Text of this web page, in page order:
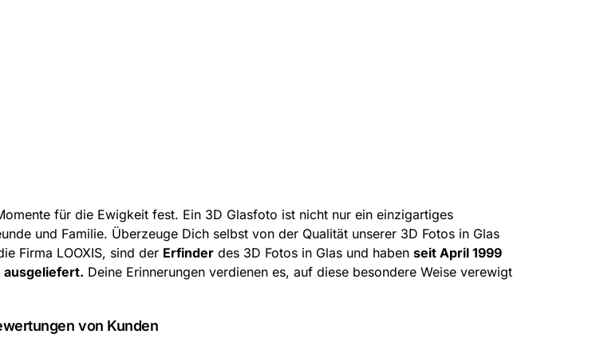
für die Ewigkeit fest. Ein 3D Glasfoto ist nicht nur ein einzigartiges
und Familie. Überzeuge Dich selbst von der Qualität unserer 3D Fotos in Glas
Firma LOOXIS, sind der Erfinder des 3D Fotos in Glas und haben seit April 1999
ausgeliefert. Deine Erinnerungen verdienen es, auf diese besondere Weise verewigt
von Kunden